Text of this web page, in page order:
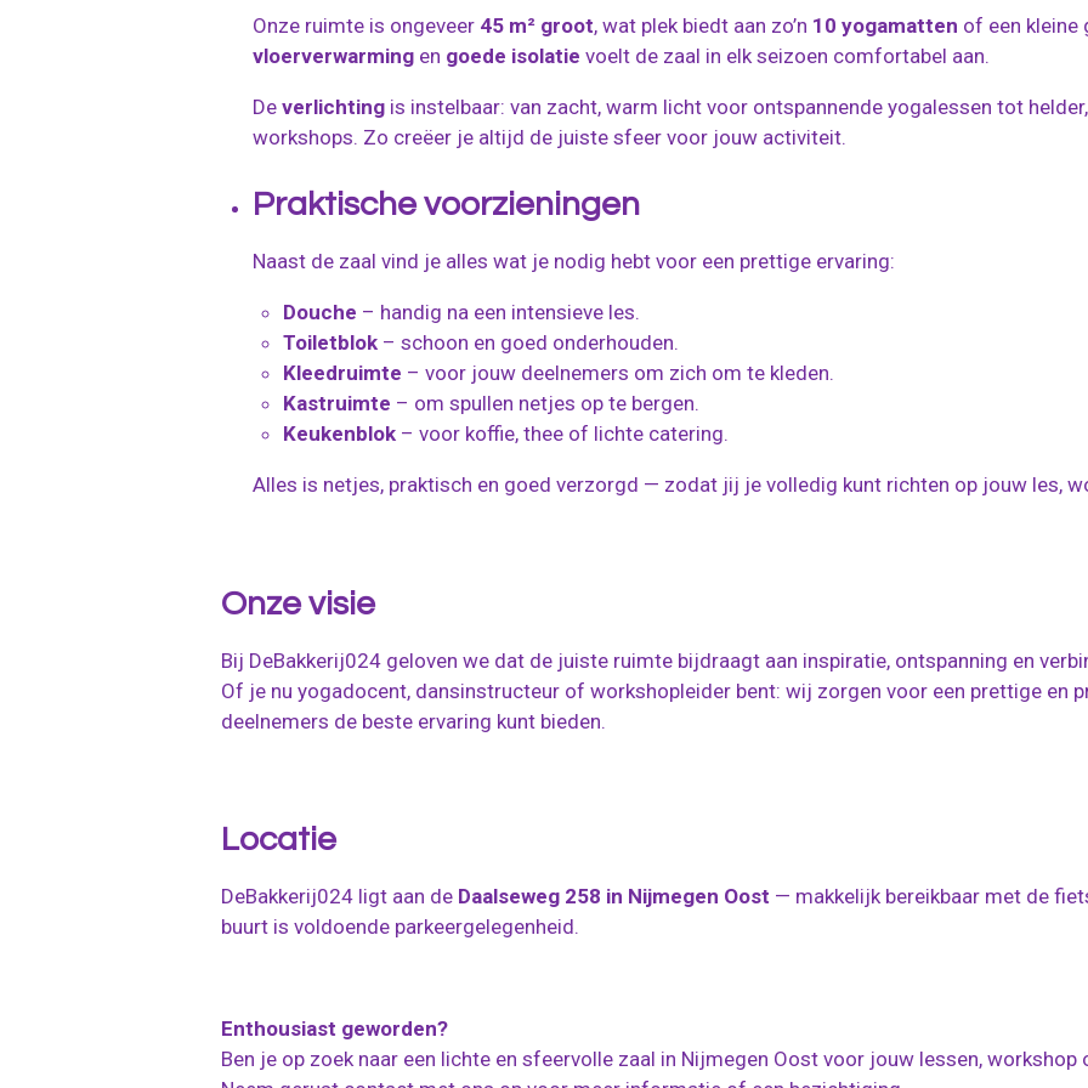
Onze ruimte is ongeveer 45 m² groot, wat plek biedt aan zo’n 10 yogamatten of een kleine
vloerverwarmingen goede isolatie voelt de zaal in elk seizoen comfortabel aan.
De verlichtingis instelbaar: van zacht, warm licht voor ontspannende yogalessen tot
workshops. Zo creëer je altijd de juiste sfeer voor jouw activiteit.
Praktische voorzieningen
Naast de zaal vind je alles wat je nodig hebt voor een prettige ervaring:
Douche – handig na een intensieve les.
Toiletblok – schoon en goed onderhouden.
Kleedruimte – voor jouw deelnemers om zich om te kleden.
Kastruimte – om spullen netjes op te bergen.
Keukenblok – voor koffie, thee of lichte catering.
Alles is netjes, praktisch en goed verzorgd — zodat jij je volledig kunt richten op jouw les,
Onze visie
Bij DeBakkerij024 geloven we dat de juiste ruimte bijdraagt aan inspiratie, ontspanning en
Of je nu yogadocent, dansinstructeur of workshopleider bent: wij zorgen voor een prettige en
deelnemers de beste ervaring kunt bieden.
Locatie
DeBakkerij024 ligt aan de Daalseweg 258 in Nijmegen Oost — makkelijk bereikbaar met de
buurt is voldoende parkeergelegenheid.
Enthousiast geworden?
Ben je op zoek naar een lichte en sfeervolle zaal in Nijmegen Oost voor jouw lessen, workshop